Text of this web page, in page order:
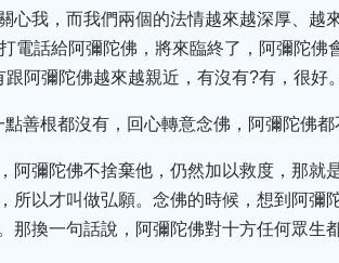
我，而我們兩個的法情越來越深厚、越
電話給阿彌陀佛，將來臨終了，阿彌陀佛
阿彌陀佛越來越親近，有沒有?有，很好。
善根都沒有，回心轉意念佛，阿彌陀佛都
阿彌陀佛不捨棄他，仍然加以救度，那就
以才叫做弘願。念佛的時候，想到阿彌
換一句話說，阿彌陀佛對十方任何眾生